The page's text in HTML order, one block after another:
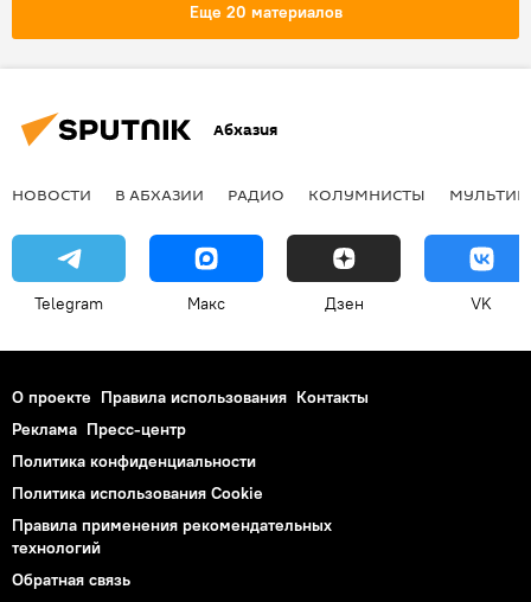
Еще 20 материалов
Абхазия
НОВОСТИ В АБХАЗИИ РАДИО КОЛУМНИСТЫ
Telegram Макс Дзен VK
О проекте Правила использования Контакты
Реклама Пресс-центр
Политика конфиденциальности
Политика использования Cookie
Правила применения рекомендательных
технологий
Обратная связь